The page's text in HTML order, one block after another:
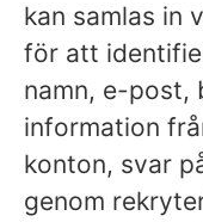
kan samlas in
för att
namn, e-post,
information
konton, svar
genom